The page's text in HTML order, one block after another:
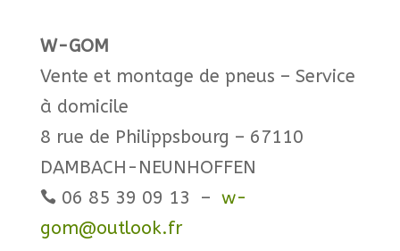
W-GOM
Vente et montage de pneus – Service
à domicile
8 rue de Philippsbourg – 67110
DAMBACH-NEUNHOFFEN
06 85 39 09 13 – w-
gom@outlook.fr